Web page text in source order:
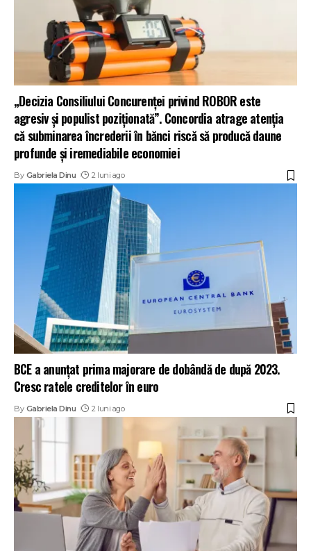
„Decizia Consiliului Concurenței privind ROBOR este
agresiv și populist poziționată”. Concordia atrage atenția
că subminarea încrederii în bănci riscă să producă daune
profunde și iremediabile economiei
By Gabriela Dinu 2 luni ago
BCE a anunțat prima majorare de dobândă de după 2023.
Cresc ratele creditelor în euro
By Gabriela Dinu 2 luni ago